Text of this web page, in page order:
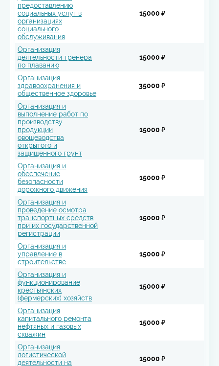
предоставлению
социальных услуг в
организациях
социального
обслуживания
15000 ₽
Организация
деятельности тренера
по плаванию
15000 ₽
Организация
здравоохранения и
общественное здоровье
35000 ₽
Организация и
выполнение работ по
производству
продукции
овощеводства
открытого и
защищенного грунт
15000 ₽
Организация и
обеспечение
безопасности
дорожного движения
15000 ₽
Организация и
проведение осмотра
транспортных средств
при их государственной
регистрации
15000 ₽
Организация и
управление в
строительстве
15000 ₽
Организация и
функционирование
крестьянских
(фермерских) хозяйств
15000 ₽
Организация
капитального ремонта
нефтяных и газовых
скважин
15000 ₽
Организация
логистической
деятельности на
15000 ₽